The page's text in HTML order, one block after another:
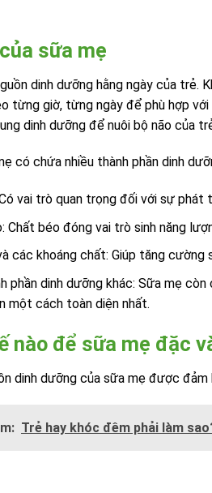
sữa mẹ
dinh dưỡng hằng ngày của trẻ.
từng giờ, từng ngày để phù hợp
dinh dưỡng để nuôi bộ não của
có chứa nhiều thành phần dinh
vai trò quan trọng đối với sự phát
Chất béo đóng vai trò sinh năng
các khoáng chất: Giúp tăng
phần dinh dưỡng khác: Sữa mẹ
một cách toàn diện nhất.
nào để sữa mẹ đặc
dinh dưỡng của sữa mẹ được
Trẻ hay khóc đêm phải làm